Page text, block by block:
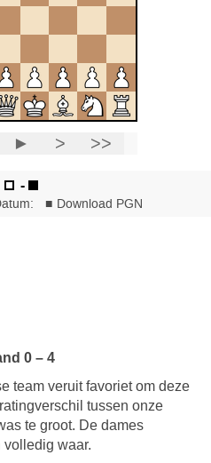
0 – 4
team veruit favoriet om deze
tussen onze
te groot. De dames
volledig waar.